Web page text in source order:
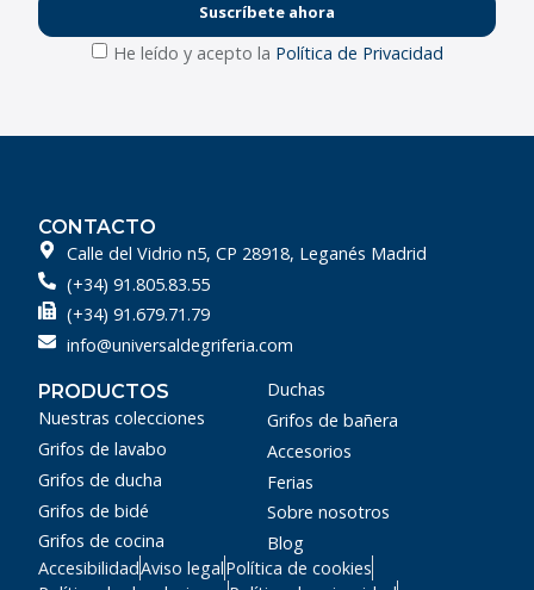
Suscríbete ahora
He leído y acepto la Política de Privacidad
CONTACTO
Calle del Vidrio n5, CP 28918, Leganés Madrid
(+34) 91.805.83.55
(+34) 91.679.71.79
info@universaldegriferia.com
PRODUCTOS
Nuestras colecciones
Grifos de lavabo
Grifos de ducha
Grifos de bidé
Grifos de cocina
Duchas
Grifos de bañera
Accesorios
Ferias
Sobre nosotros
Blog
AccesibilidadAviso legalPolítica de cookies